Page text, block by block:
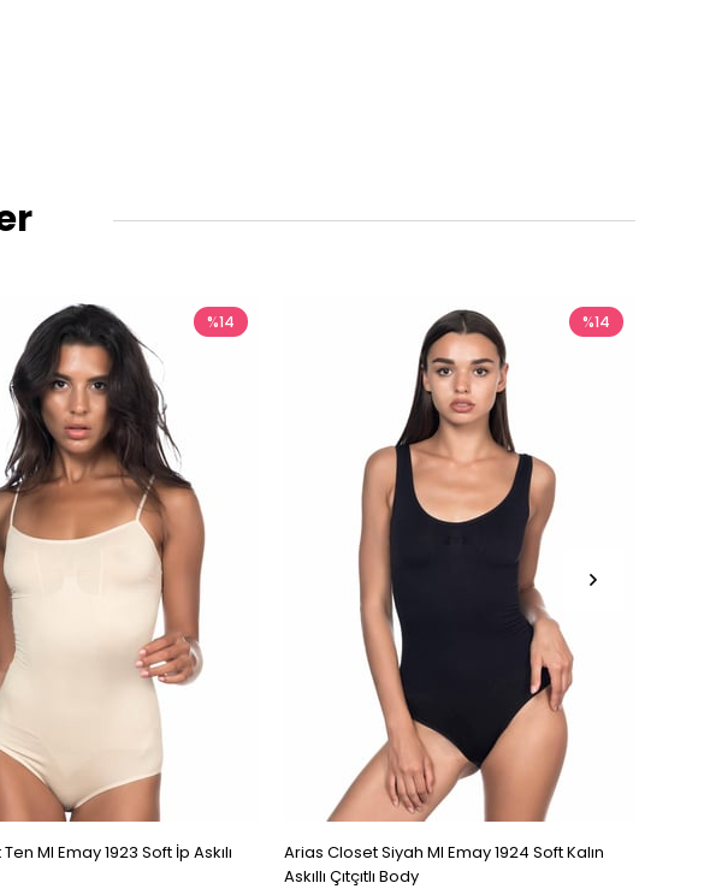
MI Emay 1923 Soft İp Askılı
%14
Arias Closet Siyah MI Emay 1924 Soft Kalın
Askıllı Çıtçıtlı Body
%14